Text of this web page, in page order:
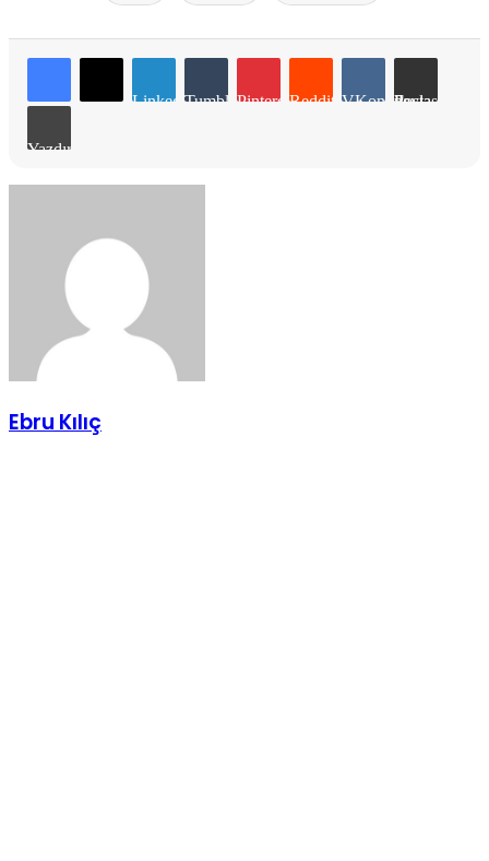
LinkedInTumblr PinterestReddit VKontakteE-Posta ile paylaş
Yazdır
Ebru Kılıç